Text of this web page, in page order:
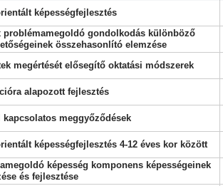
képességfejlesztés
problémamegoldó gondolkodás különböző
összehasonlító elemzése
megértését elősegítő oktatási módszerek
alapozott fejlesztés
kapcsolatos meggyőződések
képességfejlesztés 4-12 éves kor között
képesség komponens képességeinek
és fejlesztése